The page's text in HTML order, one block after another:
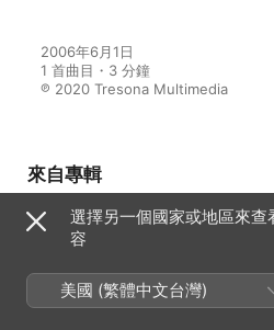
2006年6月1日
1 首曲目・3 分鐘
℗ 2020 Tresona Multimedia
來自專輯
Robert Willoughby
選擇另一個國家或地區來查
容
美國 (繁體中文台灣)